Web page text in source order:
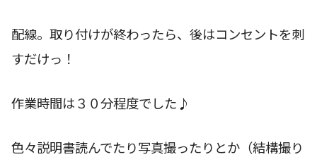
配線。取り付けが終わったら、後はコンセントを刺
すだけっ！
作業時間は３０分程度でした♪
色々説明書読んでたり写真撮ったりとか（結構撮り